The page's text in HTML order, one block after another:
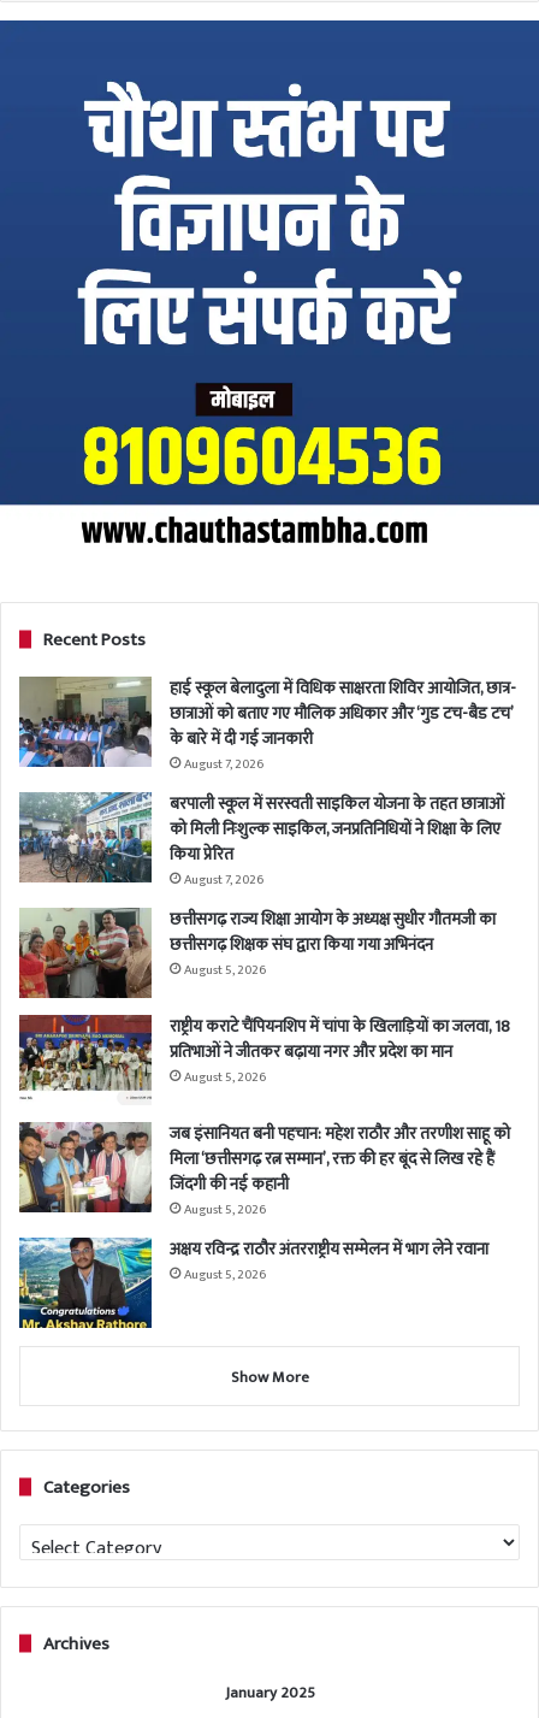
Recent Posts
हाई स्कूल बेलादुला में विधिक साक्षरता शिविर आयोजित, छात्र-
छात्राओं को बताए गए मौलिक अधिकार और ‘गुड टच-बैड टच’
के बारे में दी गई जानकारी
August 7, 2026
बरपाली स्कूल में सरस्वती साइकिल योजना के तहत छात्राओं
को मिली निःशुल्क साइकिल, जनप्रतिनिधियों ने शिक्षा के लिए
किया प्रेरित
August 7, 2026
छत्तीसगढ़ राज्य शिक्षा आयोग के अध्यक्ष सुधीर गौतमजी का
छत्तीसगढ़ शिक्षक संघ द्वारा किया गया अभिनंदन
August 5, 2026
राष्ट्रीय कराटे चैंपियनशिप में चांपा के खिलाड़ियों का जलवा, 18
प्रतिभाओं ने जीतकर बढ़ाया नगर और प्रदेश का मान
August 5, 2026
जब इंसानियत बनी पहचान: महेश राठौर और तरणीश साहू को
मिला ‘छत्तीसगढ़ रत्न सम्मान’, रक्त की हर बूंद से लिख रहे हैं
जिंदगी की नई कहानी
August 5, 2026
अक्षय रविन्द्र राठौर अंतरराष्ट्रीय सम्मेलन में भाग लेने रवाना
August 5, 2026
Show More
Categories
Categories
Archives
January 2025